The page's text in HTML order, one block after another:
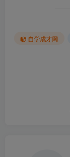
自学成才网